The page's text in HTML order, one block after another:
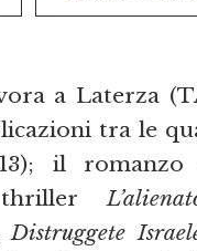
a Laterza
tra le
il
Distruggete